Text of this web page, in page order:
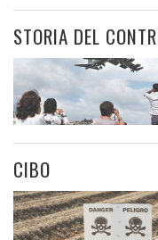
STORIA DEL
CIBO